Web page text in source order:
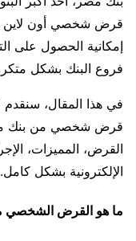
قرض شخصي أون لاين
إمكانية الحصول على
فروع البنك بشكل
في هذا المقال، سنقدم
قرض شخصي من بنك
القرض، المميزات،
الإلكترونية بشكل كامل.
ما هو القرض الشخصي